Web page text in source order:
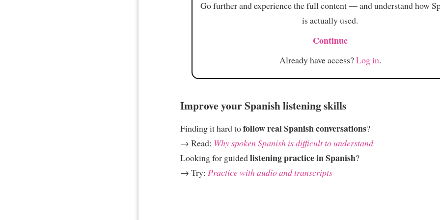
Go further and experience the full content — and understand how
is actually used.
Continue
Already have access?Log in.
Improve your Spanish listening skills
Finding it hard tofollow real Spanish conversations?
→ Read: Why spoken Spanish is difficult to understand
Looking for guidedlistening practice in Spanish?
→ Try: Practice with audio and transcripts